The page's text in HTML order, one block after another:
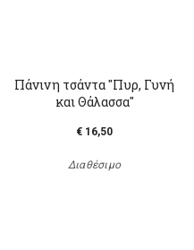
Πάνινη τσάντα "Πυρ, Γυνή
και Θάλασσα"
€ 16,50
Διαθέσιμο